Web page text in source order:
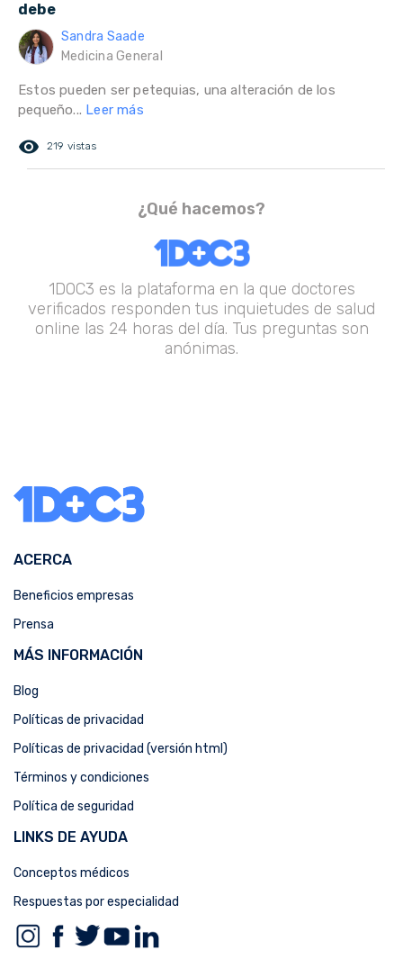
debe
Sandra Saade
Medicina General
Estos pueden ser petequias, una alteración de los
pequeño... Leer más
remove_red_eye 219 vistas
¿Qué hacemos?
1DOC3 es la plataforma en la que doctores
verificados responden tus inquietudes de salud
online las 24 horas del día. Tus preguntas son
anónimas.
ACERCA
Beneficios empresas
Prensa
MÁS INFORMACIÓN
Blog
Políticas de privacidad
Políticas de privacidad (versión html)
Términos y condiciones
Política de seguridad
LINKS DE AYUDA
Conceptos médicos
Respuestas por especialidad